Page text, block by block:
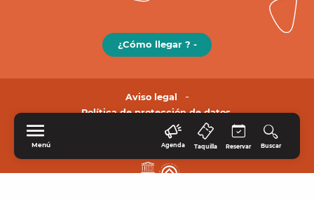
Menú Agenda Taquilla Reservar Buscar
¿Cómo llegar ? -
Aviso legal
Política de protección de datos.